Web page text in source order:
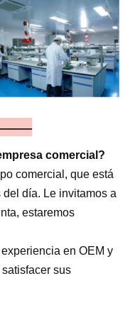
——
comercial?
comercial, que está
día. Le invitamos a
estaremos
en OEM y
sus